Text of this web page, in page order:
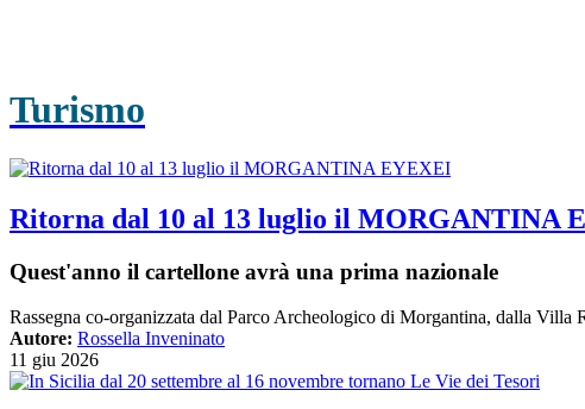
Turismo
Ritorna dal 10 al 13 luglio il MORGANTINA
Quest'anno il cartellone avrà una prima nazionale
Rassegna co-organizzata dal Parco Archeologico di Morgantina, dalla
Autore: Rossella Inveninato
11 giu 2026